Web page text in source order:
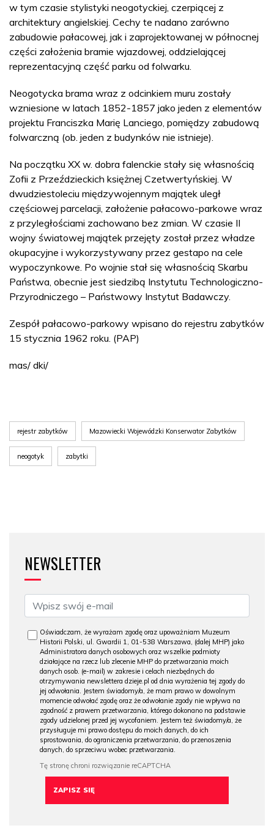
w tym czasie stylistyki neogotyckiej, czerpiącej z
architektury angielskiej. Cechy te nadano zarówno
zabudowie pałacowej, jak i zaprojektowanej w północnej
części założenia bramie wjazdowej, oddzielającej
reprezentacyjną część parku od folwarku.
Neogotycka brama wraz z odcinkiem muru zostały
wzniesione w latach 1852-1857 jako jeden z elementów
projektu Franciszka Marię Lanciego, pomiędzy zabudową
folwarczną (ob. jeden z budynków nie istnieje).
Na początku XX w. dobra falenckie stały się własnością
Zofii z Przeździeckich księżnej Czetwertyńskiej. W
dwudziestoleciu międzywojennym majątek uległ
częściowej parcelacji, założenie pałacowo-parkowe wraz
z przyległościami zachowano bez zmian. W czasie II
wojny światowej majątek przejęty został przez władze
okupacyjne i wykorzystywany przez gestapo na cele
wypoczynkowe. Po wojnie stał się własnością Skarbu
Państwa, obecnie jest siedzibą Instytutu Technologiczno-
Przyrodniczego – Państwowy Instytut Badawczy.
Zespół pałacowo-parkowy wpisano do rejestru zabytków
15 stycznia 1962 roku. (PAP)
mas/ dki/
rejestr zabytków Mazowiecki Wojewódzki Konserwator Zabytków
neogotyk zabytki
NEWSLETTER
Oświadczam, że wyrażam zgodę oraz upoważniam Muzeum
Historii Polski, ul. Gwardii 1, 01-538 Warszawa, (dalej MHP) jako
Administratora danych osobowych oraz wszelkie podmioty
działające na rzecz lub zlecenie MHP do przetwarzania moich
danych osob. (e-mail) w zakresie i celach niezbędnych do
otrzymywania newslettera dzieje.pl od dnia wyrażenia tej zgody do
jej odwołania. Jestem świadomy/a, że mam prawo w dowolnym
momencie odwołać zgodę oraz że odwołanie zgody nie wpływa na
zgodność z prawem przetwarzania, którego dokonano na podstawie
zgody udzielonej przed jej wycofaniem. Jestem też świadomy/a, że
przysługuje mi prawo dostępu do moich danych, do ich
sprostowania, do ograniczenia przetwarzania, do przenoszenia
danych, do sprzeciwu wobec przetwarzania.